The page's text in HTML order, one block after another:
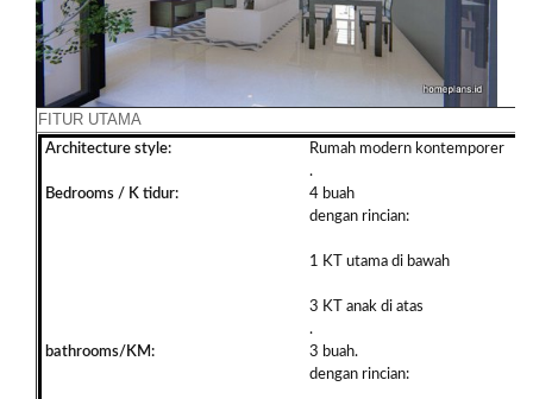
FITUR UTAMA
Architecture style:
Rumah modern kontemporer
.
Bedrooms / K tidur:
4 buah
dengan rincian:
1 KT utama di bawah
3 KT anak di atas
.
bathrooms/KM:
3 buah.
dengan rincian: